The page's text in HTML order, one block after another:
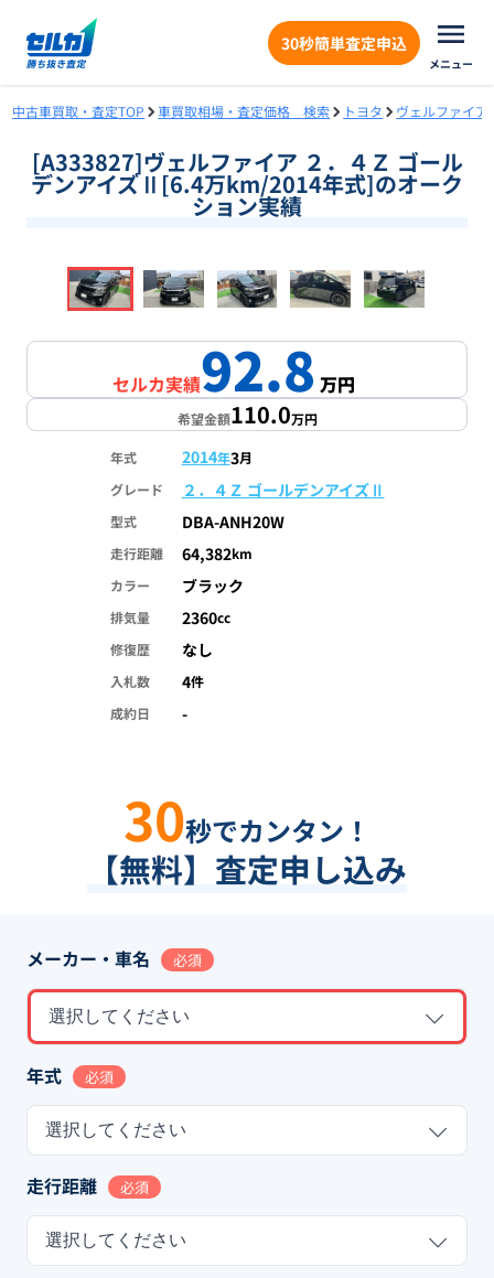
30秒簡単査定申込
メニュー
中古車買取・査定TOP 車買取相場・査定価格 検索 トヨタ ヴェルファイア
[A333827]ヴェルファイア ２．４Ｚ ゴール
デンアイズⅡ[6.4万km/2014年式]のオーク
ション実績
1/17
セルカ実績92.8万円
希望金額110.0万円
年式 2014年3月
グレード
２．４Ｚ ゴールデンアイズⅡ
型式 DBA-ANH20W
走行距離 64,382km
カラー
ブラック
排気量 2360cc
修復歴
なし
入札数 4件
成約日
-
30秒でカンタン！
【無料】査定申し込み
メーカー・車名 必須
選択してください
年式 必須
選択してください
走行距離 必須
選択してください